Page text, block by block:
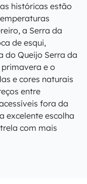
históricas estão
a Serra da
de esqui,
do Queijo Serra da
e o
e cores naturais
entre
fora da
excelente escolha
com mais